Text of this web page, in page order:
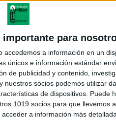
para
accedemos a información en un
únicos e información estándar
de publicidad y contenido,
nuestros socios podemos utilizar
de dispositivos. Puede
1019 socios para que llevemos
a información más